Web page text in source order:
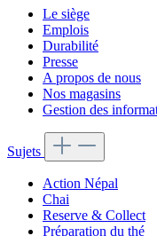
Le siège
Emplois
Durabilité
Presse
A propos de nous
Nos magasins
Gestion des
Sujets
Action Népal
Chai
Reserve & Collect
Préparation du thé